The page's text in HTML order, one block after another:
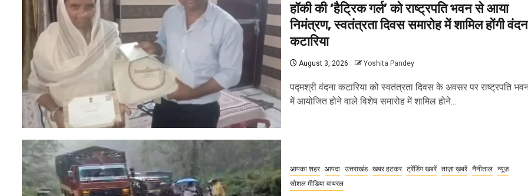
हॉकी की ‘हैट्रिक गर्ल’ को राष्ट्रपति भवन से आया
निमंत्रण, स्वतंत्रता दिवस समारोह में शामिल होंगी
कटारिया
August 3, 2026 Yoshita Pandey
पद्मश्री वंदना कटारिया को स्वतंत्रता दिवस के अवसर पर राष्ट्रपति
में आयोजित होने वाले विशेष समारोह में शामिल होने...
आपका शहर आपदा उत्तराखंड खबर हटकर ट्रेंडिंग खबरें ताज़ा ख़बरें नैनीताल
न्यूज़
सोशल मीडिया वायरल